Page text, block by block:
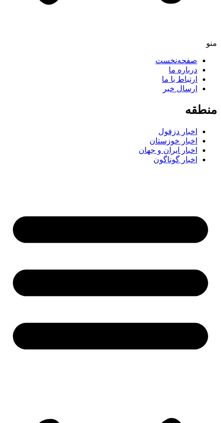
منو
صفحه‌نخست
درباره ما
ارتباط با ما
ارسال خبر
منطقه
اخبار دزفول
اخبار خوزستان
اخبار ایران و جهان
اخبار گوناگون